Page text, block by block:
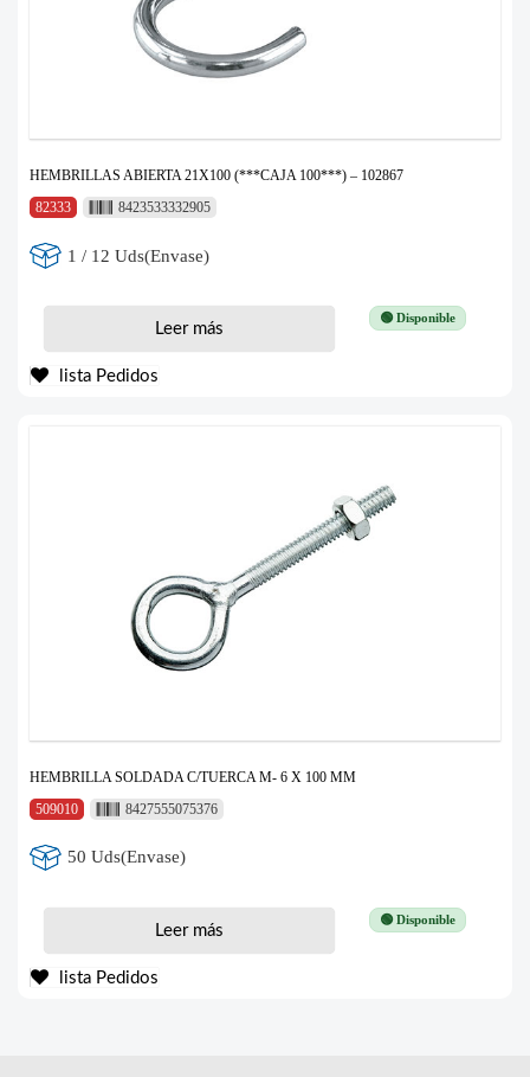
HEMBRILLAS ABIERTA 21X100 (***CAJA 100***) – 102867
82333
8423533332905
1 / 12 Uds(Envase)
🟢 Disponible
Leer más
lista Pedidos
HEMBRILLA SOLDADA C/TUERCA M- 6 X 100 MM
509010
8427555075376
50 Uds(Envase)
🟢 Disponible
Leer más
lista Pedidos